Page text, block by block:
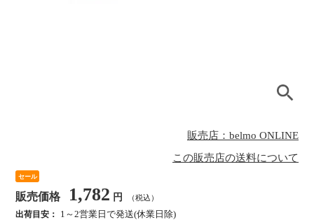
販売店：belmo ONLINE
この販売店の送料について
セール
販売価格 1,782 円 （税込）
出荷目安：
1～2営業日で発送(休業日除)